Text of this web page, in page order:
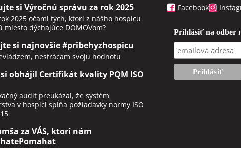
si Výročnú správu za rok 2025
2025 očami tých, ktorí z nášho hospicu
miesto dýchajúce DOMOVom?
si najnovšie #pribehyzhospicu
nestrácam svoju hodnotu
obhájil Certifikát kvality PQM ISO
audit preukázal, že systém
v hospici spĺňa požiadavky normy ISO
za VÁS, ktorí nám
Facebook
Prihlásiť na odber